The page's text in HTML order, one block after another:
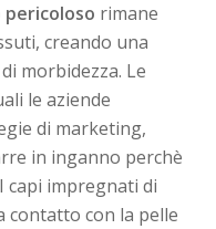
pericoloso rimane
creando una
morbidezza. Le
le aziende
di marketing,
in inganno perchè
capi impregnati di
contatto con la pelle